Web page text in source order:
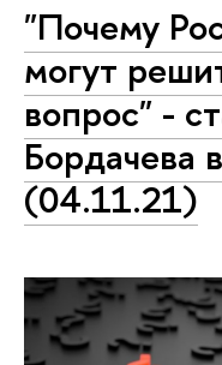
"Почему
могут
вопрос" -
Бордачева
(04.11.21)